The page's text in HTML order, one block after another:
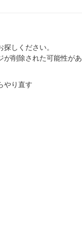
しください。
が削除された可能性が
やり直す